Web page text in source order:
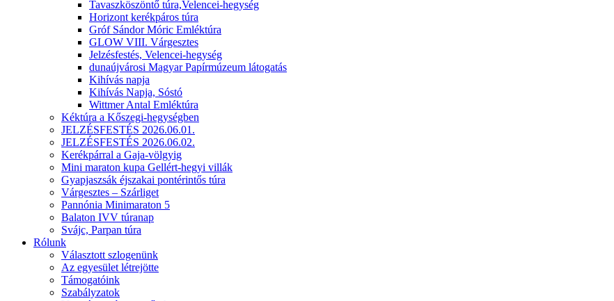
Tavaszköszöntő túra,Velencei-hegység
Horizont kerékpáros túra
Gróf Sándor Móric Emléktúra
GLOW VIII. Várgesztes
Jelzésfestés, Velencei-hegység
dunaújvárosi Magyar Papírmúzeum látogatás
Kihívás napja
Kihívás Napja, Sóstó
Wittmer Antal Emléktúra
Kéktúra a Kőszegi-hegységben
JELZÉSFESTÉS 2026.06.01.
JELZÉSFESTÉS 2026.06.02.
Kerékpárral a Gaja-völgyig
Mini maraton kupa Gellért-hegyi villák
Gyapjaszsák éjszakai pontérintős túra
Várgesztes – Szárliget
Pannónia Minimaraton 5
Balaton IVV túranap
Svájc, Parpan túra
Rólunk
Választott szlogenünk
Az egyesület létrejötte
Támogatóink
Szabályzatok